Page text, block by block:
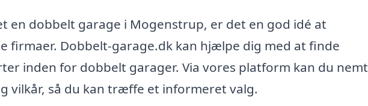
en dobbelt garage i Mogenstrup, er det en god idé at
firmaer. Dobbelt-garage.dk kan hjælpe dig med at finde
inden for dobbelt garager. Via vores platform kan du nemt
vilkår, så du kan træffe et informeret valg.